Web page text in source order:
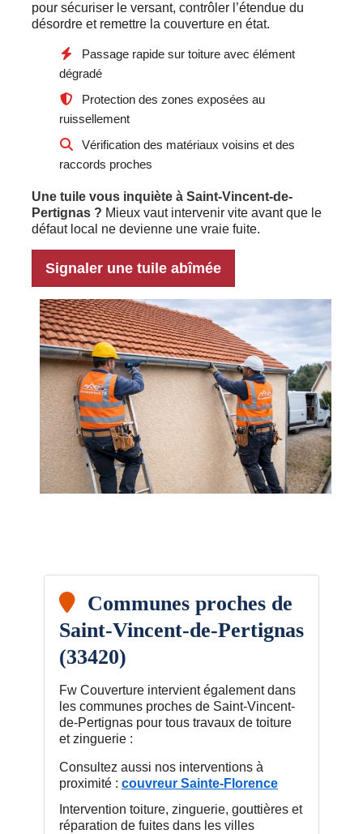
pour sécuriser le versant, contrôler l’étendue du
désordre et remettre la couverture en état.
Passage rapide sur toiture avec élément
dégradé
Protection des zones exposées au
ruissellement
Vérification des matériaux voisins et des
raccords proches
Une tuile vous inquiète à Saint-Vincent-de-
Pertignas ? Mieux vaut intervenir vite avant que le
défaut local ne devienne une vraie fuite.
Signaler une tuile abîmée
Communes proches de
Saint-Vincent-de-Pertignas
(33420)
Fw Couverture intervient également dans
les communes proches de Saint-Vincent-
de-Pertignas pour tous travaux de toiture
et zinguerie :
Consultez aussi nos interventions à
proximité : couvreur Sainte-Florence
Intervention toiture, zinguerie, gouttières et
réparation de fuites dans les villes